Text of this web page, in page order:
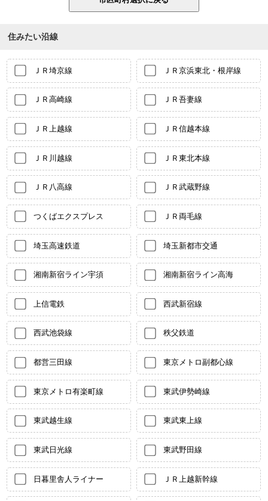
住みたい沿線
ＪＲ埼京線 ＪＲ京浜東北・根岸線
ＪＲ高崎線 ＪＲ吾妻線
ＪＲ上越線 ＪＲ信越本線
ＪＲ川越線 ＪＲ東北本線
ＪＲ八高線 ＪＲ武蔵野線
つくばエクスプレス ＪＲ両毛線
埼玉高速鉄道 埼玉新都市交通
湘南新宿ライン宇須 湘南新宿ライン高海
上信電鉄 西武新宿線
西武池袋線 秩父鉄道
都営三田線 東京メトロ副都心線
東京メトロ有楽町線 東武伊勢崎線
東武越生線 東武東上線
東武日光線 東武野田線
日暮里舎人ライナー ＪＲ上越新幹線